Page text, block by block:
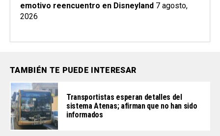
emotivo reencuentro en Disneyland 7 agosto,
2026
TAMBIÉN TE PUEDE INTERESAR
Transportistas esperan detalles del
sistema Atenas; afirman que no han sido
informados